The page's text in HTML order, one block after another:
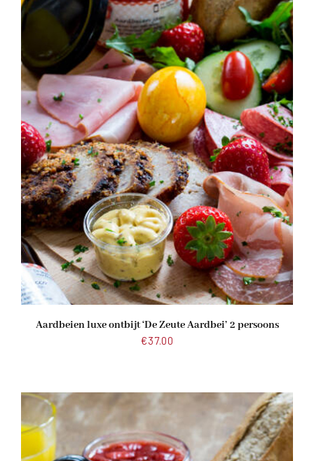
Aardbeien luxe ontbijt ‘De Zeute Aardbei’ 2 persoons
€37.00